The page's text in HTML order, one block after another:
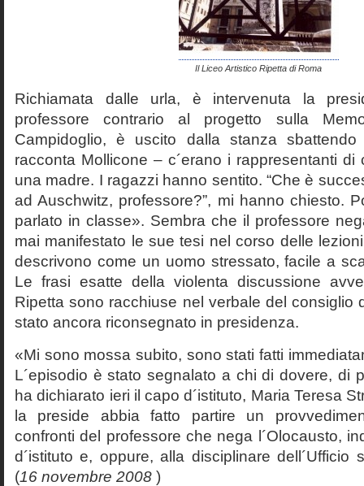
Il Liceo Artistico Ripetta di Roma
Richiamata dalle urla, è intervenuta la
professore contrario al progetto sulla
Campidoglio, è uscito dalla stanza
racconta Mollicone – c´erano i rappresentanti
una madre. I ragazzi hanno sentito. “Che è
ad Auschwitz, professore?”, mi hanno chiesto.
parlato in classe». Sembra che il professore
mai manifestato le sue tesi nel corso delle
descrivono come un uomo stressato, facile a
Le frasi esatte della violenta discussione
Ripetta sono racchiuse nel verbale del consiglio
stato ancora riconsegnato in presidenza.
«Mi sono mossa subito, sono stati fatti
L´episodio è stato segnalato a chi di dovere, di
ha dichiarato ieri il capo d´istituto, Maria Teresa
la preside abbia fatto partire un
confronti del professore che nega l´Olocausto,
d´istituto e, oppure, alla disciplinare dell´Ufficio
(16 novembre 2008 )